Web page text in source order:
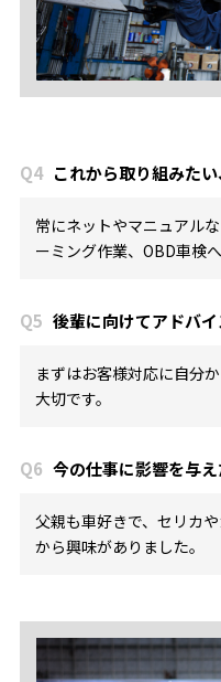
Q4 これから取り組みた
常にネットやマニュアル
ーミング作業、OBD車検
Q5 後輩に向けてアドバイ
まずはお客様対応に自分
大切です。
Q6 今の仕事に影響を与
父親も車好きで、セリカ
から興味がありました。